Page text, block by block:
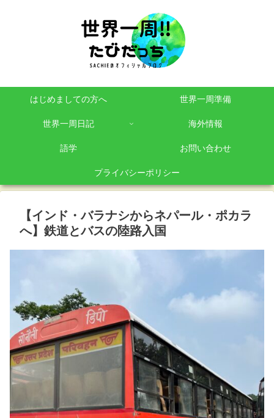
はじめましての方へ 世界一周準備
世界一周日記 海外情報
語学 お問い合わせ
プライバシーポリシー
【インド・バラナシからネパール・ポカラ
へ】鉄道とバスの陸路入国